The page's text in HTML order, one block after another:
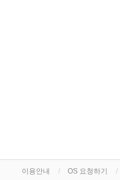
이용안내 OS 요청하기